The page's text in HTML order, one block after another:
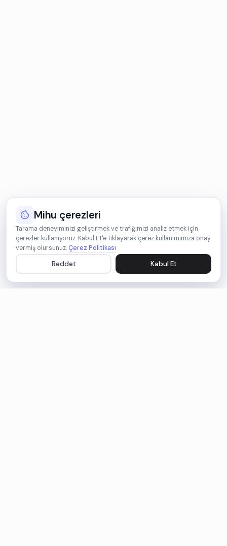
Mihu çerezleri
Tarama deneyiminizi geliştirmek ve trafiğimizi analiz etmek için
çerezler kullanıyoruz. Kabul Et'e tıklayarak çerez kullanımımıza onay
vermiş olursunuz.Çerez Politikası
Reddet Kabul Et